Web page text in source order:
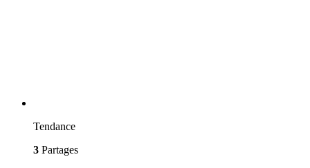
Tendance
3 Partages